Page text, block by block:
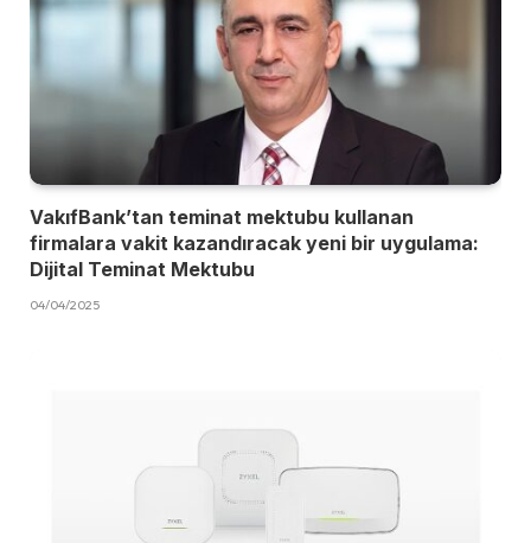
VakıfBank’tan teminat mektubu kullanan
firmalara vakit kazandıracak yeni bir uygulama:
Dijital Teminat Mektubu
04/04/2025